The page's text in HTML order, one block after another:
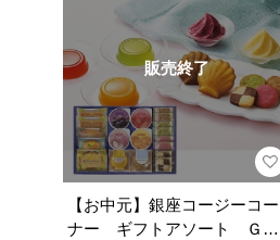
販売終了
【お中元】銀座コージーコー
ナー ギフトアソート ＧＡ